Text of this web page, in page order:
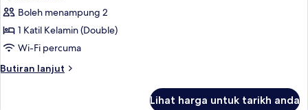
Double
Room,
River
Boleh menampung 2
1 Katil Kelamin (Double)
Wi-Fi percuma
Butiran lanjut
Butiran
Lihat harga untuk tarikh anda